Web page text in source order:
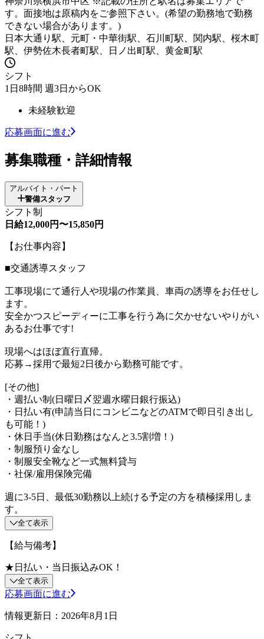
す。面接地は原稿内をご参照下さい。(希望の勤務地で勤務
できない場合があります。)
日本大通り駅、元町・中華街駅、石川町駅、関内駅、桜木町
駅、伊勢佐木長者町駅、日ノ出町駅、黄金町駅
シフト
1日8時間 週3日からOK
未経験歓迎
応募画面に進む
募集職種・詳細情報
アルバイト・パート
警備スタッフ
シフト制
日給12,000円〜15,850円
【お仕事内容】
■交通誘導スタッフ
工事現場にて通行人や現場の作業員、車両の誘導をお任せし
ます。
安全かつスピーディーに工事を行う為に欠かせないやりがい
あるお仕事です!
現場へはほぼ直行直帰。
応募→採用で最短2日後から勤務可能です。
[その他]
・週払い制(日曜日〆翌週水曜日銀行振込)
・日払い有(申請当日にコンビニなどのATMで即日引き出し
も可能！)
・休日手当(休日勤務はなんと3.5割増！)
・制服預り金なし
・制服安全靴など一式無料貸与
・社保/雇用保険完備
週に3-5日、最低30勤務以上続ける予定の方を積極採用しま
す。
全て表示
【給与備考】
★日払い・当日振込みOK！
全て表示
応募画面に進む
情報更新日：2026年8月1日